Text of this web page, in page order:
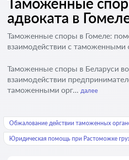
адвоката в
Таможенные споры в Гомеле:
взаимодействии с таможенными
Таможенные споры в Беларуси
взаимодействии
таможенными орг... далее
Обжалование действии таможенных
Юридическая помощь при Растоможке